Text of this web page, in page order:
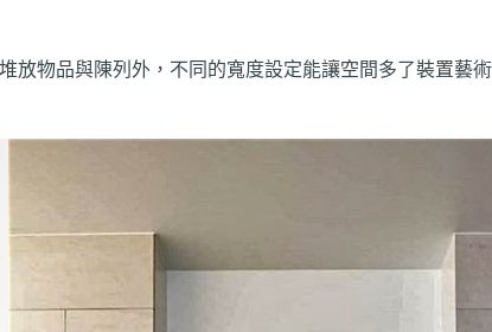
放物品與陳列外，不同的寬度設定能讓空間多了裝置藝